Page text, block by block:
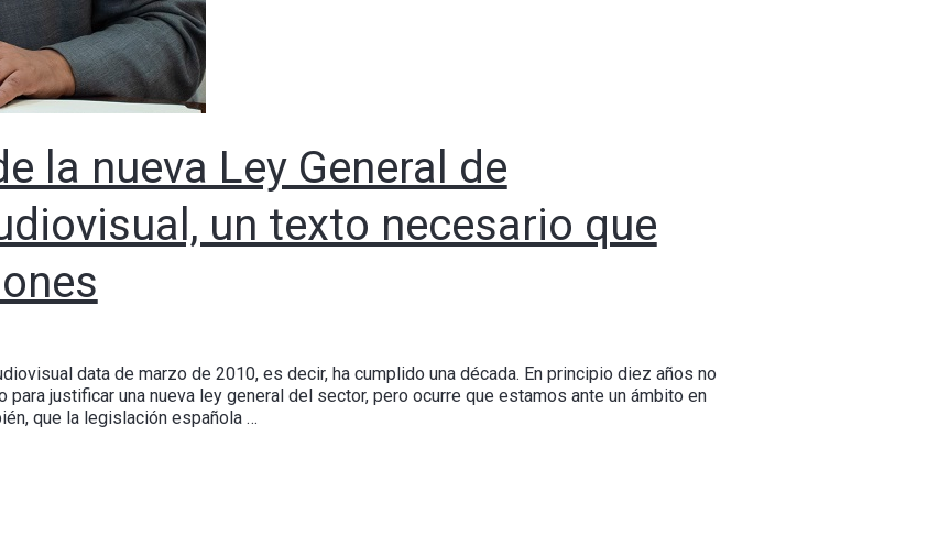
la nueva Ley General de
un texto necesario que
data de marzo de 2010, es decir, ha cumplido una década. En principio diez años no
justificar una nueva ley general del sector, pero ocurre que estamos ante un ámbito en
que la legislación española …